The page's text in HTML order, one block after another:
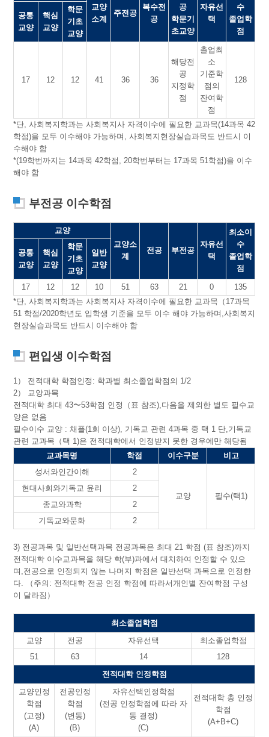
교양
소계
주전공
복수전
공
공
학문기
초교양
자유선
택
수
졸업학
점
공통
교양
핵심
교양
학문
기초
교양
17 12 12 41 36 36
해당전
공
지정학
점
촐업최
소
기준학
점의
잔여학
점
128
*단, 사회복지학과는 사회복지사 자격이수에 필요한 교과목(14과목 42
학점)을 모두 이수해야 가능하며, 사회복지현장실습과목도 반드시 이
수해야 함
*(19학번까지는 14과목 42학점, 20학번부터는 17과목 51학점)을 이수
해야 함
부전공 이수학점
교양
교양소
계
전공 부전공
자유선
택
최소이
수
졸업학
점
공통
교양
핵심
교양
학문
기초
교양
일반
교양
17 12 12 10 51 63 21 0
135
*단, 사회복지학과는 사회복지사 자격이수에 필요한 교과목（17과목
51 학점/2020학년도 입학생 기준을 모두 이수 해야 가능하며,사회복지
현장실습과목도 반드시 이수해야 함
편입생 이수학점
1） 전적대학 학점인정: 학과별 최소졸업학점의 1/2
2） 교양과목
전적대학 최대 43〜53학점 인정（표 참조),다음을 제외한 별도 필수교
양은 없음
필수이수 교양 : 채플(1회 이상), 기독교 관련 4과목 중 택 1 단,기독교
관련 교과목（택 1)은 전적대학에서 인정받지 못한 경우에만 해당됨
교과목명
학점 이수구분
비고
성서와인간이해
2
교양 필수(택1)
현대사회와기독교 윤리
2
종교와과학
2
기독교와문화
2
3) 전공과목 및 일반선택과목 전공과목은 최대 21 학점 (표 참조)까지
전적대학 이수교과목을 해당 학(부)과에서 대치하여 인정할 수 있으
며,전공으로 인정되지 않는 나머지 학점은 일반선택 과목으로 인정한
다. （주의: 전적대학 전공 인정 학점에 따라서개인별 잔여학점 구성
이 달라짐）
최소졸업학점
교양
전공 자유선택
최소졸업학점
51
63 14
128
전적대학 인정학점
교양인정
학점
(고정)
(A)
전공인정
학점
(변동)
(B)
자유선택인정학점
(전공 인정학점에 따라 자
동 결정)
(C)
전적대학 총 인정
학점
(A+B+C)